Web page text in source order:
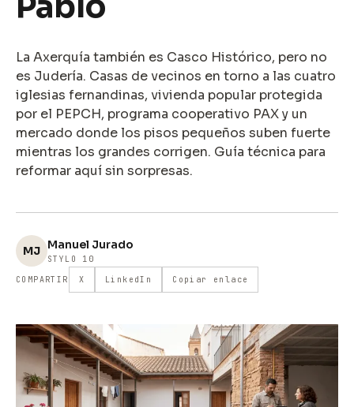
La Axerquía también es Casco Histórico, pero no
es Judería. Casas de vecinos en torno a las cuatro
iglesias fernandinas, vivienda popular protegida
por el PEPCH, programa cooperativo PAX y un
mercado donde los pisos pequeños suben fuerte
mientras los grandes corrigen. Guía técnica para
reformar aquí sin sorpresas.
MJ Manuel Jurado
STYLO 10
COMPARTIR
X LinkedIn Copiar enlace